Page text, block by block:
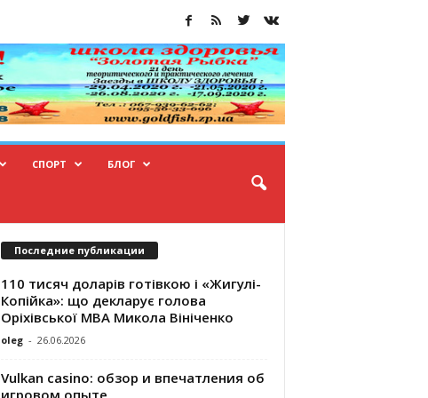
СПОРТ БЛОГ
Последние публикации
110 тисяч доларів готівкою і «Жигулі-
Копійка»: що декларує голова
Оріхівської МВА Микола Вініченко
oleg - 26.06.2026
Vulkan casino: обзор и впечатления об
игровом опыте